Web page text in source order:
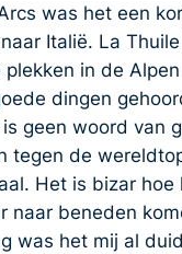
was het een
Italië. La
in de
dingen
geen woord van
tegen de
Het is bizar hoe
naar beneden
was het mij al